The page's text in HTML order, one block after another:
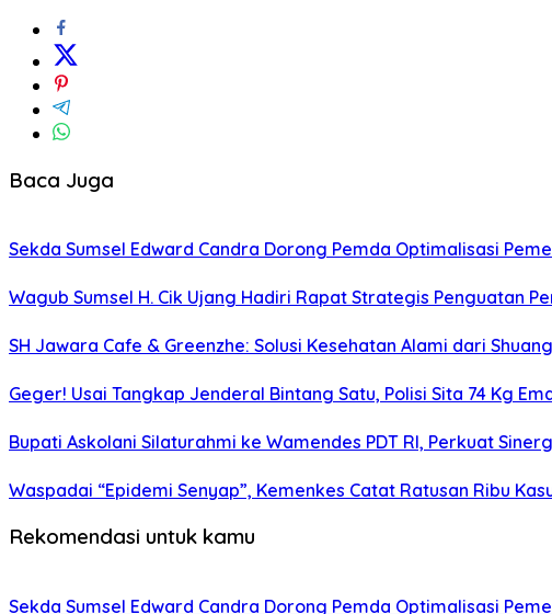
Baca Juga
Sekda Sumsel Edward Candra Dorong Pemda Optimalisasi
Wagub Sumsel H. Cik Ujang Hadiri Rapat Strategis Penguatan
SH Jawara Cafe & Greenzhe: Solusi Kesehatan Alami dari
Geger! Usai Tangkap Jenderal Bintang Satu, Polisi Sita 74 Kg
Bupati Askolani Silaturahmi ke Wamendes PDT RI, Perkuat
Waspadai “Epidemi Senyap”, Kemenkes Catat Ratusan Ribu
Rekomendasi untuk kamu
Sekda Sumsel Edward Candra Dorong Pemda Optimalisasi